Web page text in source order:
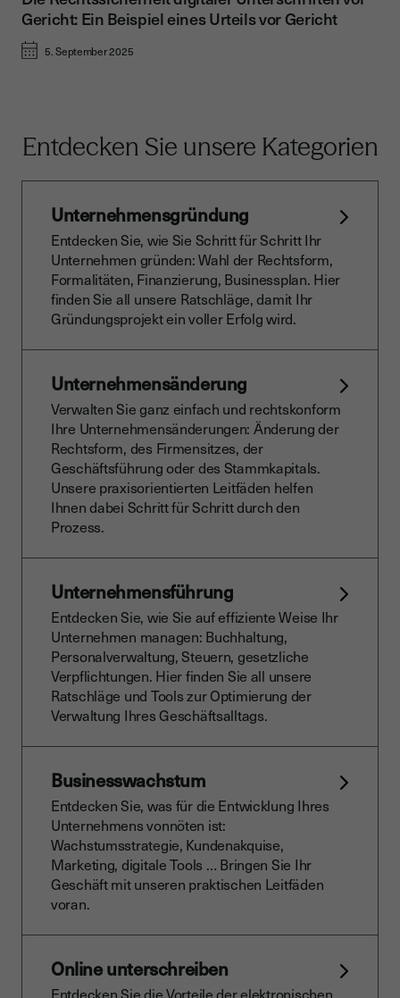
Gericht: Ein Beispiel eines Urteils vor Gericht
5. September 2025
Entdecken Sie unsere Kategorien
Unternehmensgründung
Entdecken Sie, wie Sie Schritt für Schritt Ihr
Unternehmen gründen: Wahl der Rechtsform,
Formalitäten, Finanzierung, Businessplan. Hier
finden Sie all unsere Ratschläge, damit Ihr
Gründungsprojekt ein voller Erfolg wird.
Unternehmensänderung
Verwalten Sie ganz einfach und rechtskonform
Ihre Unternehmensänderungen: Änderung der
Rechtsform, des Firmensitzes, der
Geschäftsführung oder des Stammkapitals.
Unsere praxisorientierten Leitfäden helfen
Ihnen dabei Schritt für Schritt durch den
Prozess.
Unternehmensführung
Entdecken Sie, wie Sie auf effiziente Weise Ihr
Unternehmen managen: Buchhaltung,
Personalverwaltung, Steuern, gesetzliche
Verpflichtungen. Hier finden Sie all unsere
Ratschläge und Tools zur Optimierung der
Verwaltung Ihres Geschäftsalltags.
Businesswachstum
Entdecken Sie, was für die Entwicklung Ihres
Unternehmens vonnöten ist:
Wachstumsstrategie, Kundenakquise,
Marketing, digitale Tools … Bringen Sie Ihr
Geschäft mit unseren praktischen Leitfäden
voran.
Online unterschreiben
Entdecken Sie die Vorteile der elektronischen